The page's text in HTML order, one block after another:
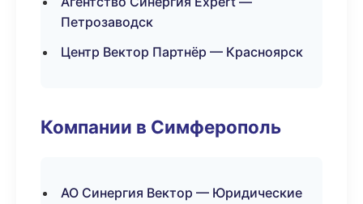
Петрозаводск
Центр Вектор Партнёр — Красноярск
Компании в Симферополь
АО Синергия Вектор — Юридические